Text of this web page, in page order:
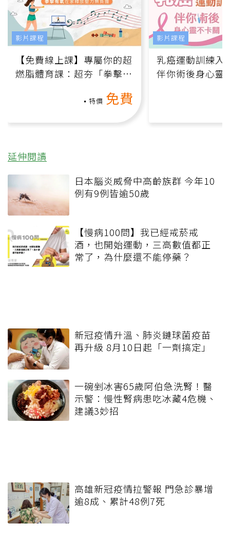
【免費線上課】專屬你的超
燃脂體育課：超夯「拳擊有
特價 免費
影片課程
乳癌運動訓練入
伴你術後身心靈
影片課程
延伸閱讀
日本腦炎威脅中高齡族群 今年10
例有9例皆逾50歲
【慢病100問】我已經戒菸戒
酒，也開始運動，三高數值都正
常了，為什麼還不能停藥？
新冠疫情升溫、肺炎鏈球菌疫苗
再升級 8月10日起「一劑搞定」
一碗剉冰害65歲阿伯急洗腎！醫
示警：慢性腎病患吃冰藏4危機、
建議3妙招
高雄新冠疫情拉警報 門急診暴增
逾8成、累計48例7死